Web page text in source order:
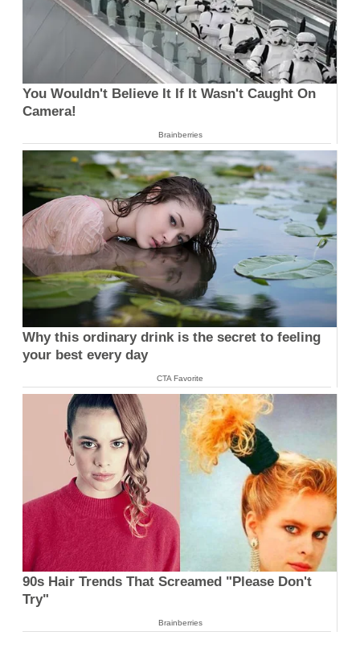
You Wouldn't Believe It If It Wasn't Caught On
Camera!
Brainberries
Why this ordinary drink is the secret to feeling
your best every day
CTA Favorite
90s Hair Trends That Screamed "Please Don't
Try"
Brainberries